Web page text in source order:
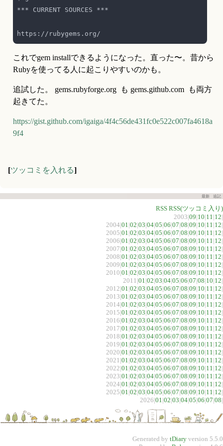
これでgem installできるようになった。直った〜。昔から
Rubyを使ってる人に起こりやすいのかも。
追試した。 gems.rubyforge.org  も gems.github.com  も両方
起きてた。
https://gist.github.com/igaiga/4f4c56de431fc0e522c007fa4618a
9f4
[ツッコミを入れる]
最新 追記
RSS RSS(ツッコミ入り)
2003|09|10|11|12|
2004|01|02|03|04|05|06|07|08|09|10|11|12|
2005|01|02|03|04|05|06|07|08|09|10|11|12|
2006|01|02|03|04|05|06|07|08|09|10|11|12|
2007|01|02|03|04|05|06|07|08|09|10|11|12|
2008|01|02|03|04|05|06|07|08|09|10|11|12|
2009|01|02|03|04|05|06|07|08|09|10|11|12|
2010|01|02|03|04|05|06|07|08|09|10|11|12|
2011|01|02|03|04|05|06|07|08|10|12|
2012|01|02|03|04|05|06|07|08|09|10|11|12|
2013|01|02|03|04|05|06|07|08|09|10|11|12|
2014|01|02|03|04|05|06|07|08|09|10|11|12|
2015|01|02|03|04|05|06|07|08|09|10|11|12|
2016|01|02|03|04|05|06|07|08|09|10|11|12|
2017|01|02|03|04|05|06|07|08|09|10|11|12|
2018|01|02|03|04|05|06|07|08|09|10|11|12|
2019|01|02|03|04|05|06|07|08|09|10|11|12|
2020|01|02|03|04|05|06|07|08|09|10|11|12|
2021|01|02|03|04|05|06|07|08|09|10|11|12|
2022|01|02|03|04|05|06|07|08|09|10|11|12|
2023|01|02|03|04|05|06|07|08|09|10|11|12|
2024|01|02|03|04|05|06|07|08|09|10|11|12|
2025|01|02|03|04|05|06|07|08|09|10|11|12|
2026|01|02|03|04|05|06|07|08|
Generated by tDiary version 5.5.0